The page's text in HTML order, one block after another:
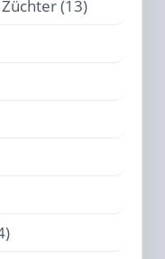
(13)